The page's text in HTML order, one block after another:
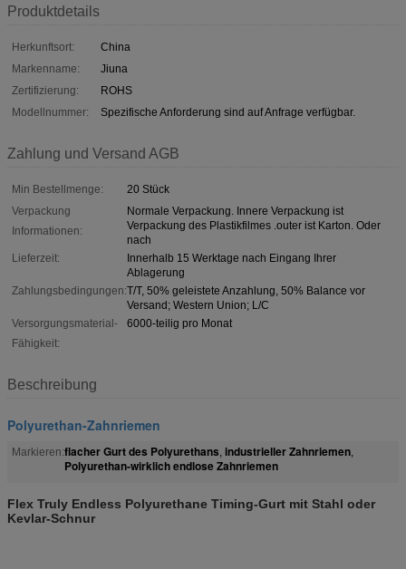
Produktdetails
Herkunftsort:
China
Markenname:
Jiuna
Zertifizierung:
ROHS
Modellnummer:
Spezifische Anforderung sind auf Anfrage verfügbar.
Zahlung und Versand AGB
Min Bestellmenge:
20 Stück
Verpackung
Informationen:
Normale Verpackung. Innere Verpackung ist
Verpackung des Plastikfilmes .outer ist Karton. Oder
nach
Lieferzeit:
Innerhalb 15 Werktage nach Eingang Ihrer
Ablagerung
Zahlungsbedingungen:T/T, 50% geleistete Anzahlung, 50% Balance vor
Versand; Western Union; L/C
Versorgungsmaterial-
Fähigkeit:
6000-teilig pro Monat
Beschreibung
Polyurethan-Zahnriemen
Markieren:flacher Gurt des Polyurethans, industrieller Zahnriemen,
Polyurethan-wirklich endlose Zahnriemen
Flex Truly Endless Polyurethane Timing-Gurt mit Stahl oder
Kevlar-Schnur